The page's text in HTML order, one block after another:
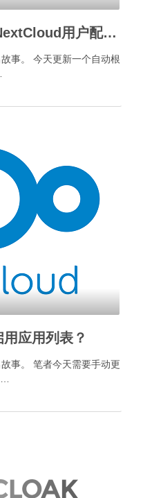
如何自动根据职位设置NextCloud用户配额？
事。 今天更新一个自动根
应用列表？
事。 笔者今天需要手动更